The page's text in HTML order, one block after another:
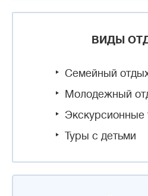
ВИДЫ
Семейный
Молодежный
Экскурсионные
Туры с детьми